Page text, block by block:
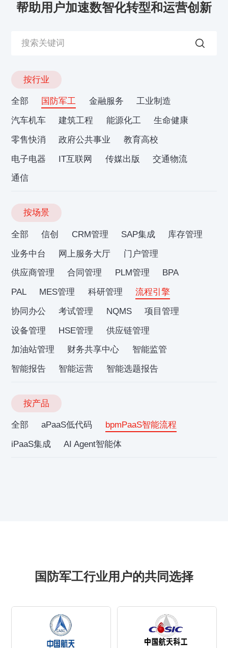
帮助用户加速数智化转型和运营创新
按行业
全部 国防军工 金融服务
工业制造
汽车机车
建筑工程 能源化工
生命健康
零售快消
政府公共事业
教育高校
电子电器
IT互联网 传媒出版
交通物流
通信
按场景
全部 信创 CRM管理 SAP集成
库存管理
业务中台
网上服务大厅
门户管理
供应商管理
合同管理 PLM管理
BPA
PAL
MES管理 科研管理
流程引擎
协同办公
考试管理 NQMS
项目管理
设备管理
HSE管理
供应链管理
加油站管理
财务共享中心
智能监管
智能报告
智能运营 智能选题报告
按产品
全部 aPaaS低代码
bpmPaaS智能流程
iPaaS集成
AI Agent智能体
国防军工行业用户的共同选择